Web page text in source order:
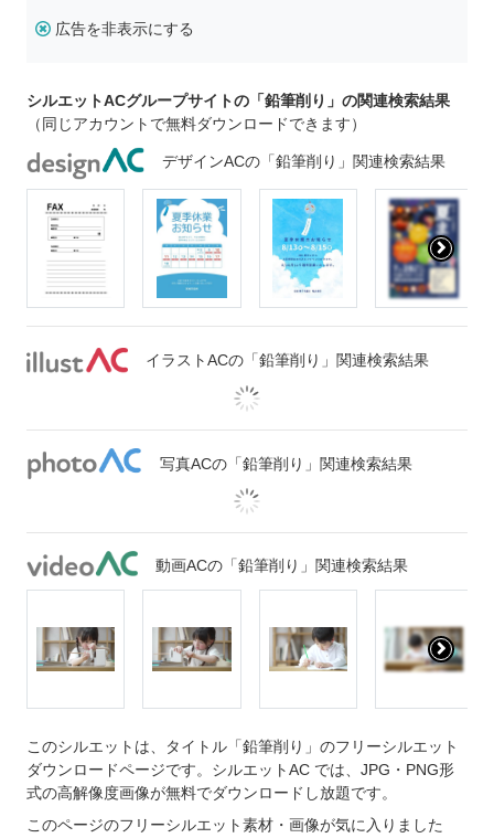
広告を非表示にする
シルエットACグループサイトの「鉛筆削り」の関連検索結果
（同じアカウントで無料ダウンロードできます）
デザインACの「鉛筆削り」関連検索結果
イラストACの「鉛筆削り」関連検索結果
写真ACの「鉛筆削り」関連検索結果
動画ACの「鉛筆削り」関連検索結果
このシルエットは、タイトル「鉛筆削り」のフリーシルエット
ダウンロードページです。シルエットAC では、JPG・PNG形
式の高解像度画像が無料でダウンロードし放題です。
このページのフリーシルエット素材・画像が気に入りました